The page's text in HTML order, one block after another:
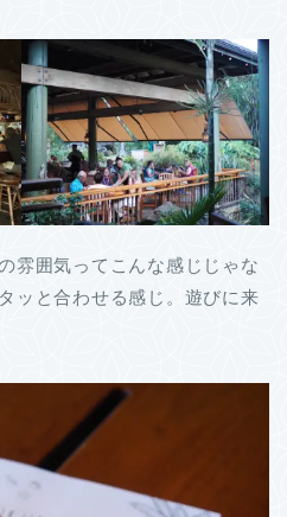
雰囲気ってこんな感じじゃな
ッと合わせる感じ。遊びに来